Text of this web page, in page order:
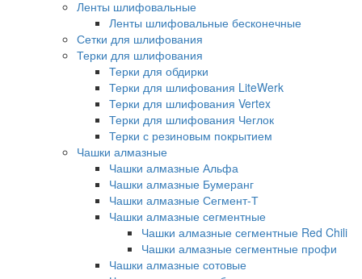
Ленты шлифовальные
Ленты шлифовальные бесконечные
Сетки для шлифования
Терки для шлифования
Терки для обдирки
Терки для шлифования LiteWerk
Терки для шлифования Vertex
Терки для шлифования Чеглок
Терки с резиновым покрытием
Чашки алмазные
Чашки алмазные Альфа
Чашки алмазные Бумеранг
Чашки алмазные Сегмент-Т
Чашки алмазные сегментные
Чашки алмазные сегментные Red Chili
Чашки алмазные сегментные профи
Чашки алмазные сотовые